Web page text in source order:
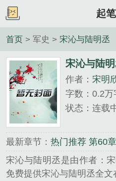
起
首页 > 军史 > 宋沁与陆明丞
宋沁与陆
作者： 宋明
字数：0.2万
状态：连载
最新章节： 热门推荐 第60章
宋沁与陆明丞是由作者：
免费提供宋沁与陆明丞全文